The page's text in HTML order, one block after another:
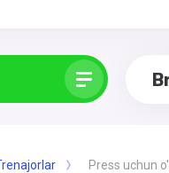
Press uchun